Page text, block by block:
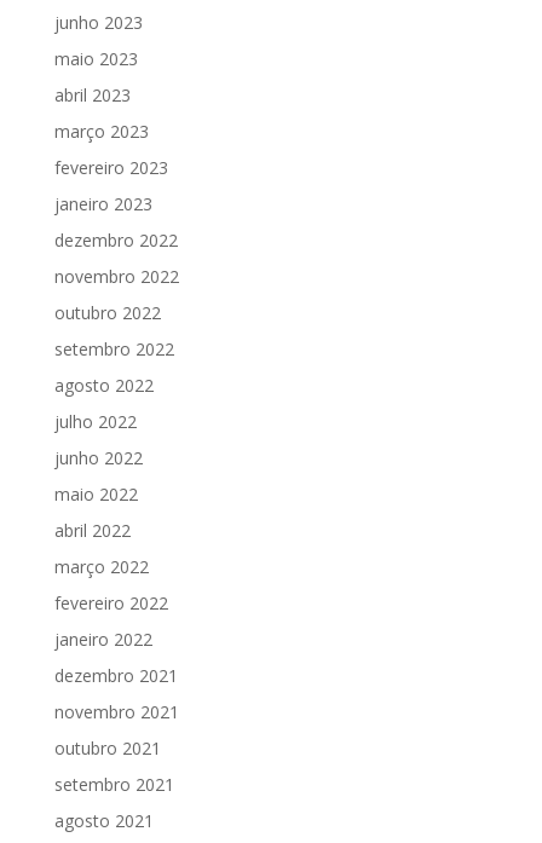
junho 2023
maio 2023
abril 2023
março 2023
fevereiro 2023
janeiro 2023
dezembro 2022
novembro 2022
outubro 2022
setembro 2022
agosto 2022
julho 2022
junho 2022
maio 2022
abril 2022
março 2022
fevereiro 2022
janeiro 2022
dezembro 2021
novembro 2021
outubro 2021
setembro 2021
agosto 2021